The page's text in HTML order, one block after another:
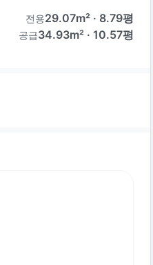
전용29.07m² · 8.79평
공급34.93m² · 10.57평